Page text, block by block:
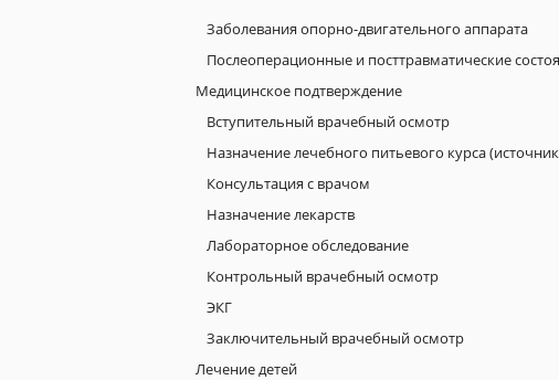
Заболевания опорно-двигательного аппарата
Послеоперационные и посттравматические
Медицинское подтверждение
Вступительный врачебный осмотр
Назначение лечeбного питьевого курса
Консультация с врачoм
Назначение лекарств
Лабораторное обследование
Контрольный врачебный осмотр
ЭКГ
Заключительный врачебный осмотр
Лечение детей